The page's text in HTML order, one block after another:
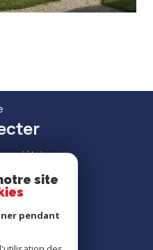
site
pendant